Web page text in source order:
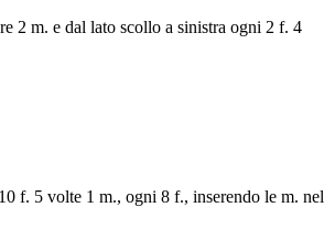
2 m. e dal lato scollo a sinistra ogni 2 f. 4
f. 5 volte 1 m., ogni 8 f., inserendo le m. nel